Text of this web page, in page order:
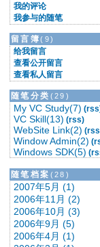
★要修正你
★要坚决坚
改变能改变的，接受
我的评论
我参与的随笔
留言簿(9)
给我留言
查看公开留言
查看私人留言
随笔分类 (29)
My VC Study(7)
VC Skill(13) (rss)
WebSite Link(2)
Window Admin(2)
Windows SDK(5)
随笔档案 (28)
2007年5月 (1)
2006年11月 (2)
2006年10月 (3)
2006年9月 (5)
2006年4月 (1)